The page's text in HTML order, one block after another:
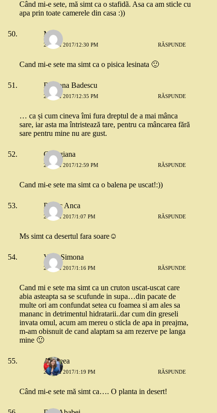
Când mi-e sete, mă simt ca o stafidã. Asa ca am sticle cu
apa prin toate camerele din casa :))
Mira
26 MAI 2017/12:30 PM RĂSPUNDE
Cand mi-e sete ma simt ca o pisica lesinata 🙂
Ramona Badescu
26 MAI 2017/12:35 PM RĂSPUNDE
… ca și cum cineva îmi fura dreptul de a mai mânca
sare, iar asta ma întristează tare, pentru ca mâncarea fără
sare pentru mine nu are gust.
Georgiana
26 MAI 2017/12:59 PM RĂSPUNDE
Cand mi-e sete ma simt ca o balena pe uscat!:))
Papuc Anca
26 MAI 2017/1:07 PM RĂSPUNDE
Ms simt ca desertul fara soare☺
Vlad Simona
26 MAI 2017/1:16 PM RĂSPUNDE
Cand mi e sete ma simt ca un cruton uscat-uscat care
abia asteapta sa se scufunde in supa…din pacate de
multe ori am confundat setea cu foamea si am ales sa
mananc in detrimentul hidratarii..dar cum din greseli
invata omul, acum am mereu o sticla de apa in preajma,
m-am obisnuit de cand alaptam sa am rezerve pe langa
mine 🙂
Andreea
26 MAI 2017/1:19 PM RĂSPUNDE
Când mi-e sete mă simt ca…. O planta in desert!